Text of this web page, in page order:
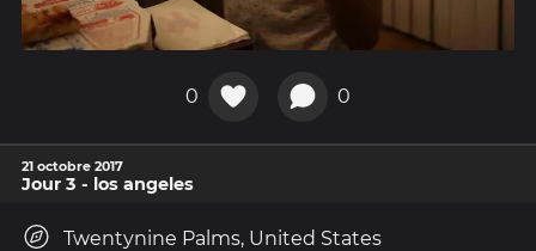
0 0
21 octobre 2017
Jour 3 - los angeles
Twentynine Palms, United States